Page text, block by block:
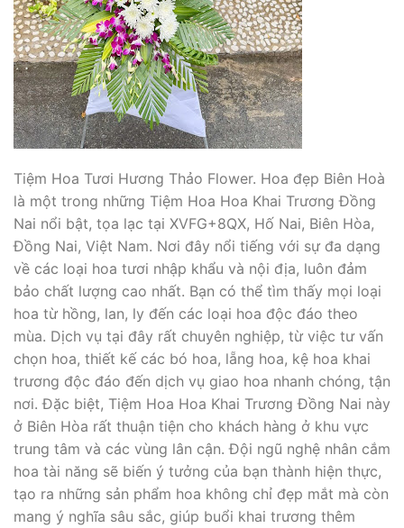
Tiệm Hoa Tươi Hương Thảo Flower. Hoa đẹp Biên Hoà
là một trong những Tiệm Hoa Hoa Khai Trương Đồng
Nai nổi bật, tọa lạc tại XVFG+8QX, Hố Nai, Biên Hòa,
Đồng Nai, Việt Nam. Nơi đây nổi tiếng với sự đa dạng
về các loại hoa tươi nhập khẩu và nội địa, luôn đảm
bảo chất lượng cao nhất. Bạn có thể tìm thấy mọi loại
hoa từ hồng, lan, ly đến các loại hoa độc đáo theo
mùa. Dịch vụ tại đây rất chuyên nghiệp, từ việc tư vấn
chọn hoa, thiết kế các bó hoa, lẵng hoa, kệ hoa khai
trương độc đáo đến dịch vụ giao hoa nhanh chóng, tận
nơi. Đặc biệt, Tiệm Hoa Hoa Khai Trương Đồng Nai này
ở Biên Hòa rất thuận tiện cho khách hàng ở khu vực
trung tâm và các vùng lân cận. Đội ngũ nghệ nhân cắm
hoa tài năng sẽ biến ý tưởng của bạn thành hiện thực,
tạo ra những sản phẩm hoa không chỉ đẹp mắt mà còn
mang ý nghĩa sâu sắc, giúp buổi khai trương thêm